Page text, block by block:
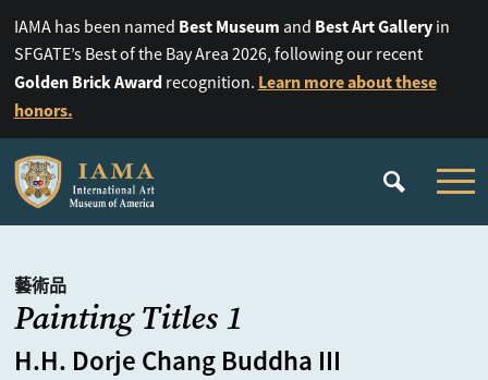
IAMA has been named Best Museum and Best Art Galleryin
SFGATE’s Best of the Bay Area 2026, following our recent
Golden Brick Awardrecognition. Learn more about these
honors.
藝術品
Painting Titles 1
H.H. Dorje Chang Buddha III